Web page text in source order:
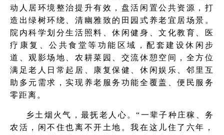
动人居环境整治提升有效，盘活闲置公共资源，打
造出绿树环绕、清幽雅致的田园式养老宜居场景。
院内科学划分生活照料、休闲健身、文化教育、医
疗康复、公共食堂等功能区域，配套建设休闲步
道、观影场地、农耕菜园、交流休憩空间，全方位
满足老人日常起居、康复保健、休闲娱乐、邻里互
助多元需求，实现养老服务功能全覆盖、便民服务
零距离。
乡土烟火气，最抚老人心。“一辈子种庄稼、务
农活，闲不住也离不开土地。我在这儿住了六年，